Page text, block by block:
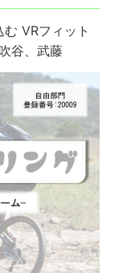
VRフィット
谷、武藤